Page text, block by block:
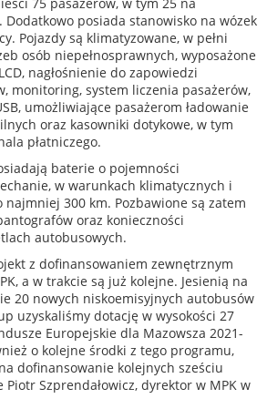
Dodatkowo posiada stanowisko na wózek
Pojazdy są klimatyzowane, w pełni
osób niepełnosprawnych, wyposażone
nagłośnienie do zapowiedzi
monitoring, system liczenia pasażerów,
umożliwiające pasażerom ładowanie
oraz kasowniki dotykowe, w tym
płatniczego.
baterie o pojemności
w warunkach klimatycznych i
najmniej 300 km. Pozbawione są zatem
oraz konieczności
autobusowych.
z dofinansowaniem zewnętrznym
a w trakcie są już kolejne. Jesienią na
20 nowych niskoemisyjnych autobusów
uzyskaliśmy dotację w wysokości 27
Europejskie dla Mazowsza 2021-
o kolejne środki z tego programu,
dofinansowanie kolejnych sześciu
Piotr Szprendałowicz, dyrektor w MPK w